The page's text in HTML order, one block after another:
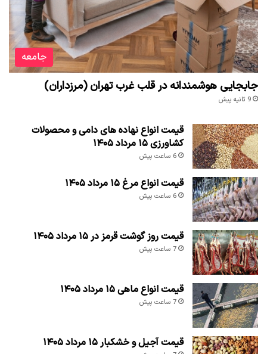
جامعه
جابجایی هوشمندانه در قلب غرب تهران (مرزداران)
9 ثانیه پیش
قیمت انواع نهاده های دامی و محصولات
کشاورزی ۱۵ مرداد ۱۴۰۵
6 ساعت پیش
قیمت انواع مرغ ۱۵ مرداد ۱۴۰۵
6 ساعت پیش
قیمت روز گوشت قرمز در ۱۵ مرداد ۱۴۰۵
7 ساعت پیش
قیمت انواع ماهی ۱۵ مرداد ۱۴۰۵
7 ساعت پیش
قیمت آجیل و خشکبار ۱۵ مرداد ۱۴۰۵